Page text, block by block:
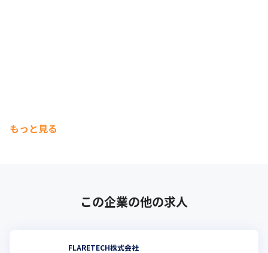
もっと見る
この企業の他の求人
FLARETECH株式会社